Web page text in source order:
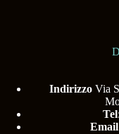
Indirizzo Via
Tel
Email